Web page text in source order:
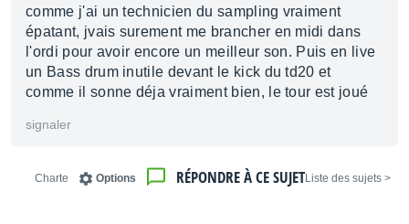
comme j'ai un technicien du sampling vraiment
épatant, jvais surement me brancher en midi dans
l'ordi pour avoir encore un meilleur son. Puis en live
un Bass drum inutile devant le kick du td20 et
comme il sonne déja vraiment bien, le tour est joué
signaler
< Liste des sujets
RÉPONDRE À CE SUJET
Options
Charte